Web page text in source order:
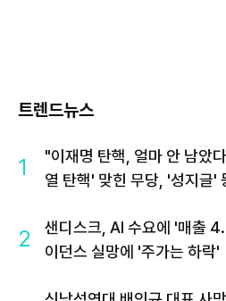
트렌드뉴스
1
"이재명 탄핵, 얼마 안 남았
열 탄핵' 맞힌 무당, '성지글'
2
샌디스크, AI 수요에 '매출
이던스 실망에 '주가는 하락'